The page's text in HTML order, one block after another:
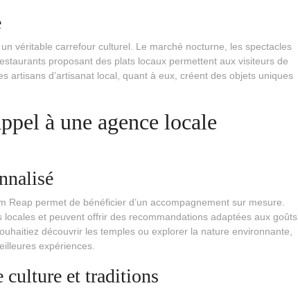
véritable carrefour culturel. Le marché nocturne, les spectacles
proposant des plats locaux permettent aux visiteurs de
artisans d’artisanat local, quant à eux, créent des objets uniques
à une agence locale
Reap permet de bénéficier d’un accompagnement sur mesure.
et peuvent offrir des recommandations adaptées aux goûts
découvrir les temples ou explorer la nature environnante,
expériences.
culture et traditions